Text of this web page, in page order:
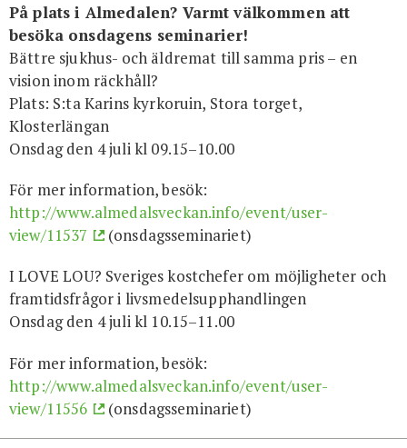
På plats i Almedalen? Varmt välkommen att
besöka onsdagens seminarier!
Bättre sjukhus- och äldremat till samma pris – en
vision inom räckhåll?
Plats: S:ta Karins kyrkoruin, Stora torget,
Klosterlängan
Onsdag den 4 juli kl 09.15–10.00
För mer information, besök:
http://www.almedalsveckan.info/event/user-
view/11537
(onsdagsseminariet)
I LOVE LOU? Sveriges kostchefer om möjligheter och
framtidsfrågor i livsmedelsupphandlingen
Onsdag den 4 juli kl 10.15–11.00
För mer information, besök:
http://www.almedalsveckan.info/event/user-
view/11556
(onsdagsseminariet)